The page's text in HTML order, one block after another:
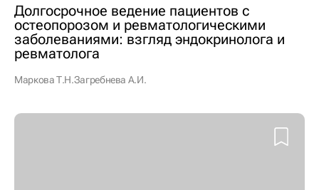
Долгосрочное ведение пациентов с
остеопорозом и ревматологическими
заболеваниями: взгляд эндокринолога и
ревматолога
Маркова Т.Н.Загребнева А.И.